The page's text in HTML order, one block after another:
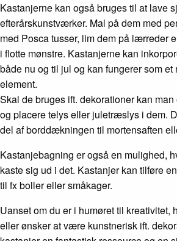
Kastanjerne kan også bruges til at lave
efterårskunstværker. Mal på dem med
med Posca tusser, lim dem på lærreder
i flotte mønstre. Kastanjerne kan
både nu og til jul og kan fungerer som
element.
Skal de bruges ift. dekorationer kan
og placere telys eller juletræslys i dem.
del af borddækningen til mortensaften
Kastanjebagning er også en mulighed,
kaste sig ud i det. Kastanjer kan tilføre
til fx boller eller småkager.
Uanset om du er i humøret til kreativitet,
eller ønsker at være kunstnerisk ift.